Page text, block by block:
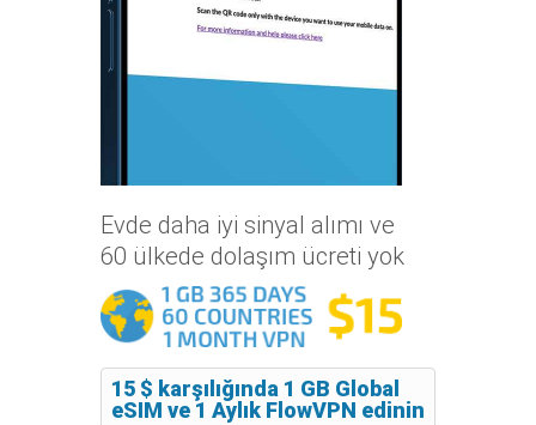
Evde daha iyi sinyal alımı ve
60 ülkede dolaşım ücreti yok
15 $ karşılığında 1 GB Global
eSIM ve 1 Aylık FlowVPN edinin